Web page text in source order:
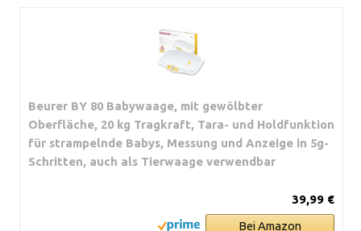
Beurer BY 80 Babywaage, mit gewölbter
Oberfläche, 20 kg Tragkraft, Tara- und Holdfunktion
für strampelnde Babys, Messung und Anzeige in 5g-
Schritten, auch als Tierwaage verwendbar
39,99 €
Bei Amazon